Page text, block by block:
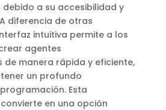
a su accesibilidad y
diferencia de otras
intuitiva permite a los
agentes
de manera rápida y eficiente,
un profundo
Esta
en una opción